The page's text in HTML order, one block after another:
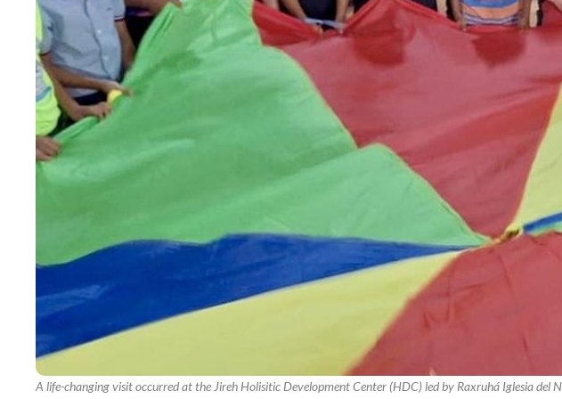
A life-changing visit occurred at the Jireh Holisitic Development Center (HDC) led by Raxruhá Iglesia del